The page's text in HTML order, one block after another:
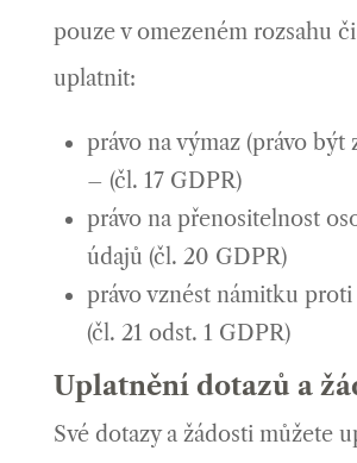
pouze v omezeném rozsahu
uplatnit:
právo na výmaz (právo být
– (čl. 17 GDPR)
právo na přenositelnost
údajů (čl. 20 GDPR)
právo vznést námitku proti
(čl. 21 odst. 1 GDPR)
Uplatnění dotazů a
Své dotazy a žádosti můžete